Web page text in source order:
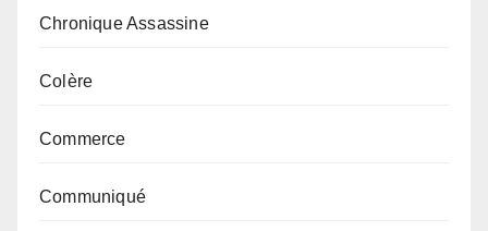
Chronique Assassine
Colère
Commerce
Communiqué